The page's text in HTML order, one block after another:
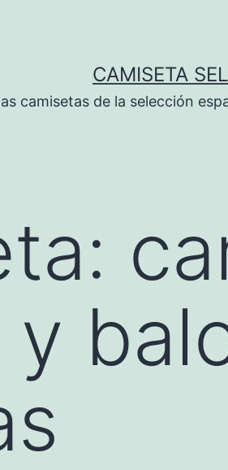
CAMISETA
camisetas de la selección